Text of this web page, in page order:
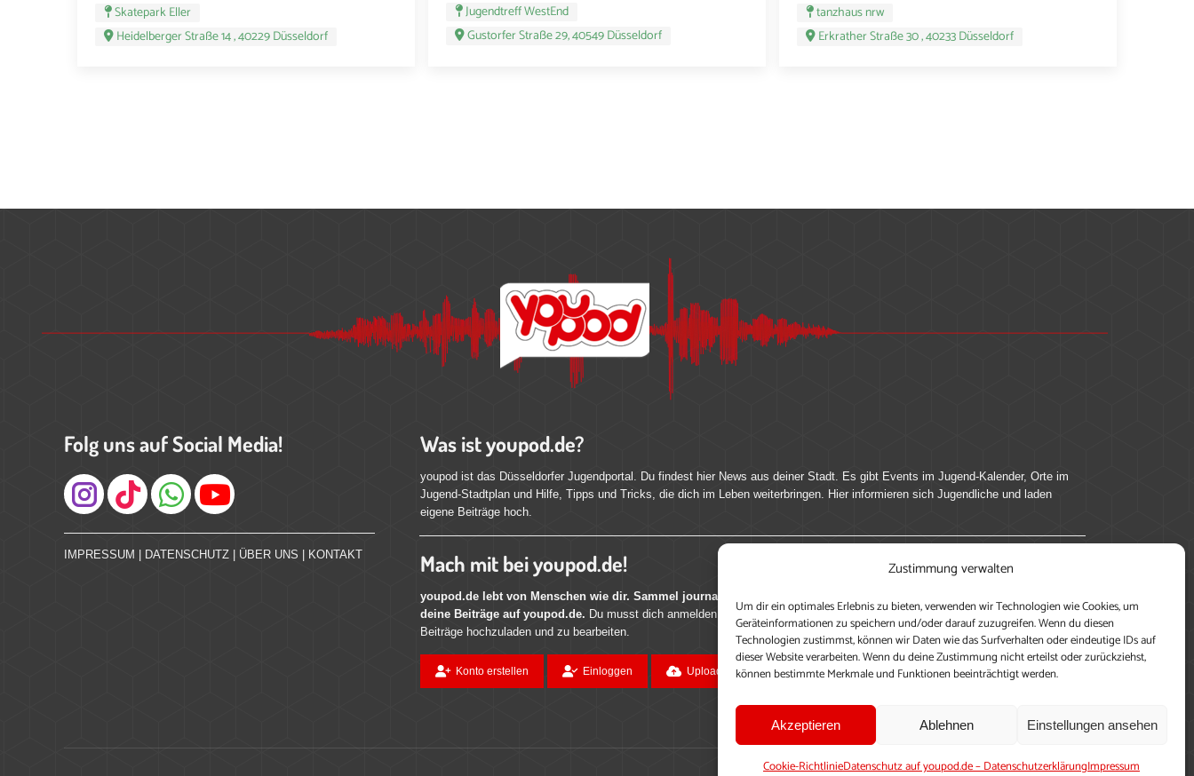
Zustimmung verwalten
Um dir ein optimales Erlebnis zu bieten, verwenden wir Technologien wie Cookies, um
Geräteinformationen zu speichern und/oder darauf zuzugreifen. Wenn du diesen
Technologien zustimmst, können wir Daten wie das Surfverhalten oder eindeutige IDs auf
dieser Website verarbeiten. Wenn du deine Zustimmung nicht erteilst oder zurückziehst,
können bestimmte Merkmale und Funktionen beeinträchtigt werden.
Akzeptieren Ablehnen Einstellungen ansehen
Cookie-RichtlinieDatenschutz auf youpod.de – DatenschutzerklärungImpressum
Skatepark Eller
Heidelberger Straße 14 , 40229 Düsseldorf
Jugendtreff WestEnd
Gustorfer Straße 29, 40549 Düsseldorf
tanzhaus nrw
Erkrather Straße 30 , 40233 Düsseldorf
Folg uns auf Social Media!
Instagram
IMPRESSUM DATENSCHUTZ ÜBER UNS KONTAKT
Was ist youpod.de?
youpod ist das Düsseldorfer Jugendportal. Du findest hier News aus deiner Stadt. Es gibt Events im Jugend-Kalender, Orte im
Jugend-Stadtplan und Hilfe, Tipps und Tricks, die dich im Leben weiterbringen. Hier informieren sich Jugendliche und laden
eigene Beiträge hoch.
Mach mit bei youpod.de!
youpod.de lebt von Menschen wie dir. Sammel journalistische Erfahrung, teile deine Perspektive und veröffentliche
deine Beiträge auf youpod.de. Du musst dich anmelden, um alle Funktionen nutzen zu können, ein Profil anzulegen, eigene
Beiträge hochzuladen und zu bearbeiten.
Konto erstellen Einloggen Upload ohne Login